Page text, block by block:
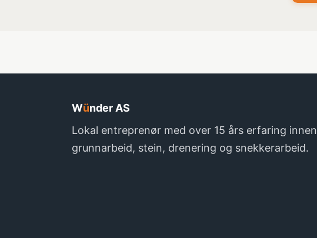
Wünder AS
Lokal entreprenør med over 15 års erfaring innen
grunnarbeid, stein, drenering og snekkerarbeid.